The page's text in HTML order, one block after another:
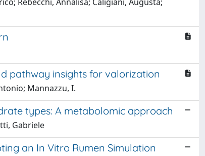
pathway insights for valorization
Mannazzu, I.
types: A metabolomic approach
Gabriele
an In Vitro Rumen Simulation